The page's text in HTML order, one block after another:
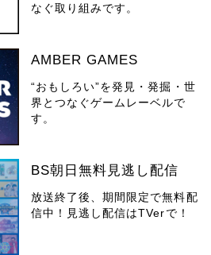
なぐ取り組みです。
AMBER GAMES
“おもしろい”を発見・発掘・世
界とつなぐゲームレーベルで
す。
BS朝日無料見逃し配信
放送終了後、期間限定で無料配
信中！見逃し配信はTVerで！